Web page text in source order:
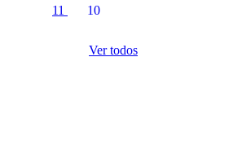
11 10
Ver todos